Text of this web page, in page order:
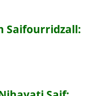
Saifourridzall: